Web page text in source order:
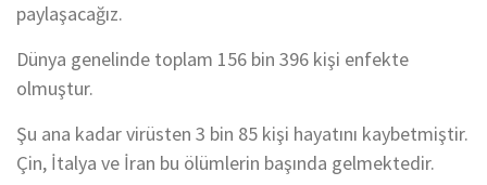
paylaşacağız.
Dünya genelinde toplam 156 bin 396 kişi enfekte
olmuştur.
Şu ana kadar virüsten 3 bin 85 kişi hayatını kaybetmiştir.
Çin, İtalya ve İran bu ölümlerin başında gelmektedir.